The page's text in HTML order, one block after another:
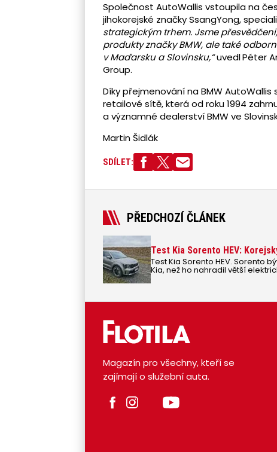
Společnost AutoWallis vstoupila na
jihokorejské značky SsangYong,
strategickým trhem. Jsme
produkty značky BMW, ale také
v Maďarsku a Slovinsku,“uvedlPéter
Group.
Díky přejmenování na BMW
retailové sítě, která od roku 1994
a významné dealerství BMW ve
Martin Šidlák
SDÍLET:
PŘEDCHOZÍ ČLÁNEK
Test Kia Sorento HEV:
Test Kia Sorento HEV. Sorento
Kia, než ho nahradil větší
Magazín pro všechny, kteří se
zajímají o služební auta.